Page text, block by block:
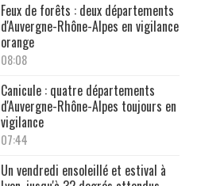
Feux de forêts : deux départements
d'Auvergne-Rhône-Alpes en vigilance
orange
08:08
Canicule : quatre départements
d'Auvergne-Rhône-Alpes toujours en
vigilance
07:44
Un vendredi ensoleillé et estival à